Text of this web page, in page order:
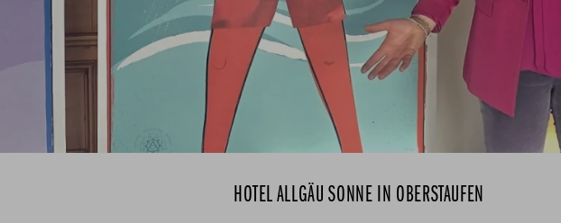
HOTEL ALLGÄU SONNE IN OBERSTAUFEN